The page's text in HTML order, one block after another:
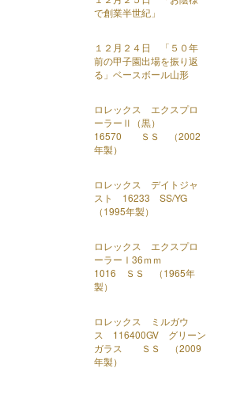
で創業半世紀」
１２月２４日 「５０年
前の甲子園出場を振り返
る」ベースボール山形
ロレックス エクスプロ
ーラーⅡ（黒）
16570 ＳＳ （2002
年製）
ロレックス デイトジャ
スト 16233 SS/YG
（1995年製）
ロレックス エクスプロ
ーラーⅠ36ｍｍ
1016 ＳＳ （1965年
製）
ロレックス ミルガウ
ス 116400GV グリーン
ガラス ＳＳ （2009
年製）